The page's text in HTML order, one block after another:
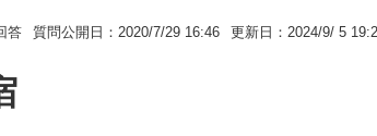
答 質問公開日：2020/7/29 16:46 更新日：2024/9/ 5